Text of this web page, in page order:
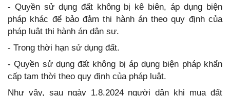
- Quyền sử dụng đất không bị kê biên, áp dụng biện
pháp khác để bảo đảm thi hành án theo quy định của
pháp luật thi hành án dân sự.
- Trong thời hạn sử dụng đất.
- Quyền sử dụng đất không bị áp dụng biện pháp khẩn
cấp tạm thời theo quy định của pháp luật.
Như vậy, sau ngày 1.8.2024 người dân khi mua đất